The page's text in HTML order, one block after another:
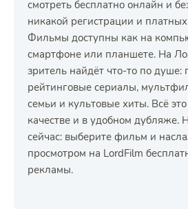
смотреть бесплатно онлайн и
никакой регистрации и
Фильмы доступны как на
смартфоне или планшете. На
зритель найдёт что-то по
рейтинговые сериалы,
семьи и культовые хиты. Всё
качестве и в удобном дубляже.
сейчас: выберите фильм и
просмотром на LordFilm
рекламы.